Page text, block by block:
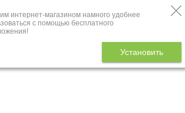
интернет-магазином намного удобнее
с помощью бесплатного
Установить